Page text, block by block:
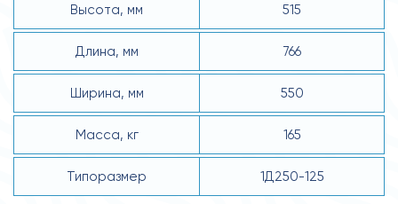
Высота, мм 515
Длина, мм 766
Ширина, мм 550
Масса, кг 165
Типоразмер 1Д250-125